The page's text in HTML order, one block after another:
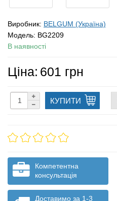
Виробник: BELGUM (Україна)
Модель: BG2209
В наявності
Ціна: 601 грн
КУПИТИ
Компетентна
консультація
Доставимо за 1-3